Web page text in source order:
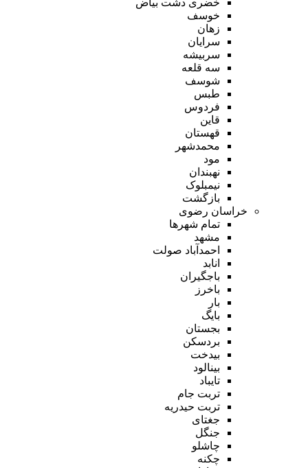
خوسف
زهان
سرایان
سربیشه
سه قلعه
شوسف
طبس
فردوس
قاین
قهستان
محمدشهر
مود
نهبندان
نیمبلوک
بازگشت
خراسان رضوی
تمام شهر‌ها
مشهد
احمدآباد صولت
انابد
باجگیران
باخرز
بار
بایگ
بجستان
بردسکن
بیدخت
بینالود
تایباد
تربت جام
تربت حیدریه
جغتای
جنگل
چاشلو
چکنه